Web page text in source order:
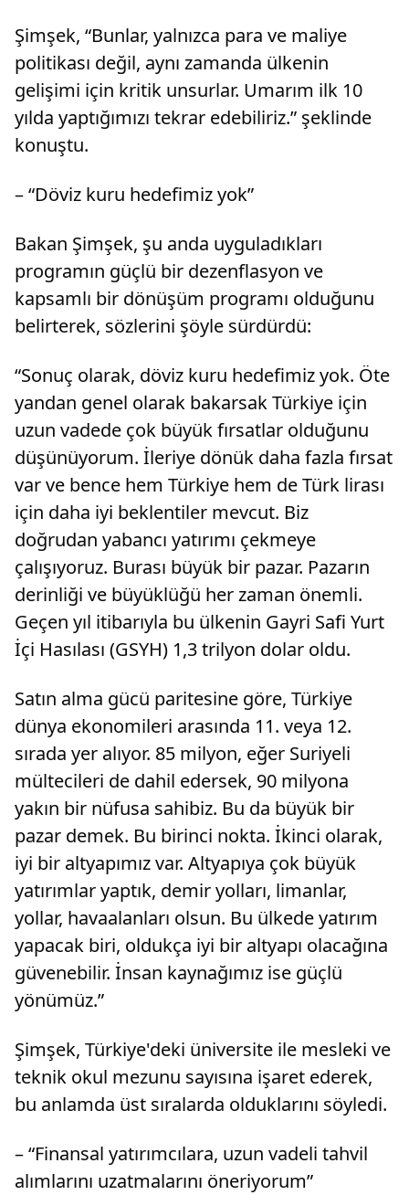
Şimşek, “Bunlar, yalnızca para ve maliye
politikası değil, aynı zamanda ülkenin
gelişimi için kritik unsurlar. Umarım ilk 10
yılda yaptığımızı tekrar edebiliriz.” şeklinde
konuştu.
– “Döviz kuru hedefimiz yok”
Bakan Şimşek, şu anda uyguladıkları
programın güçlü bir dezenflasyon ve
kapsamlı bir dönüşüm programı olduğunu
belirterek, sözlerini şöyle sürdürdü:
“Sonuç olarak, döviz kuru hedefimiz yok. Öte
yandan genel olarak bakarsak Türkiye için
uzun vadede çok büyük fırsatlar olduğunu
düşünüyorum. İleriye dönük daha fazla fırsat
var ve bence hem Türkiye hem de Türk lirası
için daha iyi beklentiler mevcut. Biz
doğrudan yabancı yatırımı çekmeye
çalışıyoruz. Burası büyük bir pazar. Pazarın
derinliği ve büyüklüğü her zaman önemli.
Geçen yıl itibarıyla bu ülkenin Gayri Safi Yurt
İçi Hasılası (GSYH) 1,3 trilyon dolar oldu.
Satın alma gücü paritesine göre, Türkiye
dünya ekonomileri arasında 11. veya 12.
sırada yer alıyor. 85 milyon, eğer Suriyeli
mültecileri de dahil edersek, 90 milyona
yakın bir nüfusa sahibiz. Bu da büyük bir
pazar demek. Bu birinci nokta. İkinci olarak,
iyi bir altyapımız var. Altyapıya çok büyük
yatırımlar yaptık, demir yolları, limanlar,
yollar, havaalanları olsun. Bu ülkede yatırım
yapacak biri, oldukça iyi bir altyapı olacağına
güvenebilir. İnsan kaynağımız ise güçlü
yönümüz.”
Şimşek, Türkiye'deki üniversite ile mesleki ve
teknik okul mezunu sayısına işaret ederek,
bu anlamda üst sıralarda olduklarını söyledi.
– “Finansal yatırımcılara, uzun vadeli tahvil
alımlarını uzatmalarını öneriyorum”